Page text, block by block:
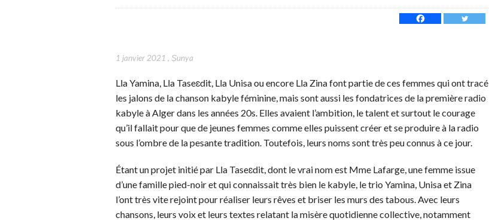
1 janvier 2021 ,Ṣunya
Lla Yamina, Lla Taseɛdit, Lla Unisa ou encore Lla Zina font partie de ces femmes qui ont tracé
les jalons de la chanson kabyle féminine, mais sont aussi les fondatrices de la première radio
kabyle à Alger dans les années 20s. Elles avaient l’ambition, le talent et surtout le courage
qu’il fallait pour que de jeunes femmes comme elles puissent créer et se produire à la radio
sous l’ombre de la pesante tradition. Toutefois, leurs noms sont très peu connus à ce jour.
Étant un projet initié par Lla Taseɛdit, dont le vrai nom est Mme Lafarge, une femme issue
d’une famille pied-noir et qui connaissait très bien le kabyle, le trio Yamina, Unisa et Zina
l’ont très vite rejoint pour réaliser leurs rêves et briser les murs des tabous. Avec leurs
chansons, leurs voix et leurs textes relatant la misère quotidienne collective, notamment